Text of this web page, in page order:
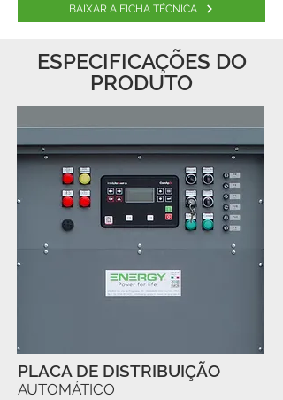
BAIXAR A FICHA TÉCNICA
ESPECIFICAÇÕES DO
PRODUTO
PLACA DE DISTRIBUIÇÃO
AUTOMÁTICO